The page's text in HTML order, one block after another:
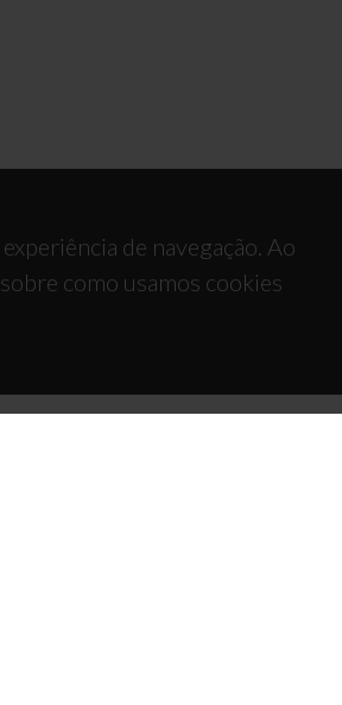
de navegação. Ao
como usamos cookies